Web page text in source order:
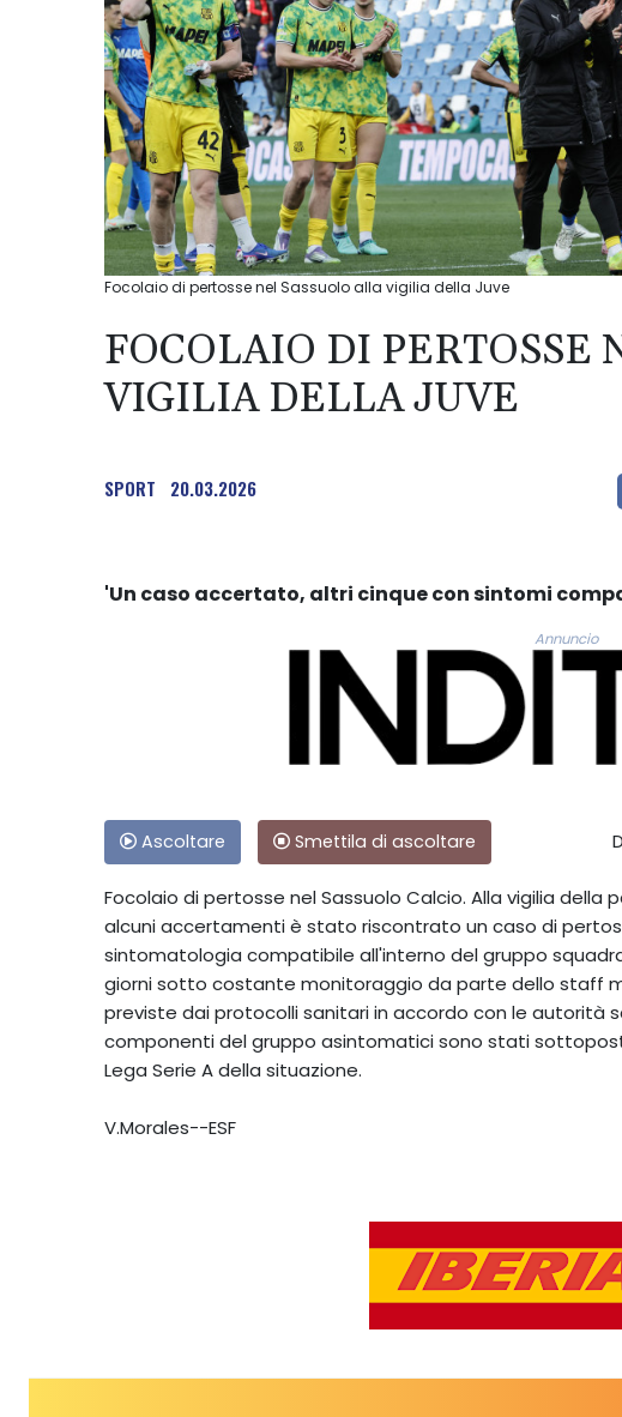
Focolaio di pertosse nel Sassuolo alla vigilia della Juve
FOCOLAIO DI PERTOSSE
VIGILIA DELLA JUVE
SPORT 20.03.2026
'Un caso accertato, altri cinque con sintomi
Annuncio
Ascoltare Smettila di ascoltare
Focolaio di pertosse nel Sassuolo Calcio. Alla vigilia
alcuni accertamenti è stato riscontrato un caso di
sintomatologia compatibile all'interno del gruppo
giorni sotto costante monitoraggio da parte dello staff
previste dai protocolli sanitari in accordo con le autorità
componenti del gruppo asintomatici sono stati
Lega Serie A della situazione.
V.Morales--ESF